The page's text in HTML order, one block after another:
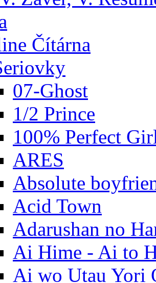
Čítárna
07-Ghost
1/2 Prince
100% Perfect
ARES
Absolute
Acid Town
Adarushan no
Ai Hime - Ai to
Ai wo Utau Yori